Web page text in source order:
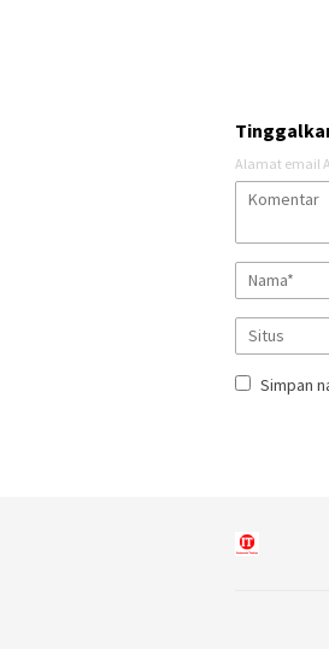
Alamat email
Simpan